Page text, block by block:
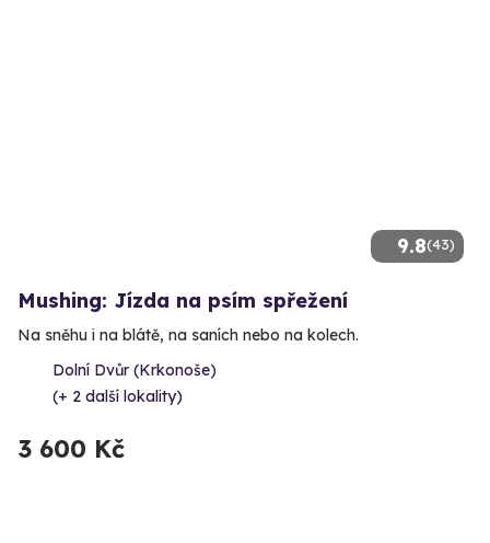
9.8(43)
Mushing: Jízda na psím spřežení
Na sněhu i na blátě, na saních nebo na kolech.
Dolní Dvůr (Krkonoše)
(+ 2 další lokality)
3 600 Kč